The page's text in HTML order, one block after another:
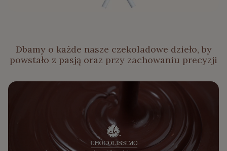
Dbamy o każde nasze czekoladowe dzieło, by
powstało z pasją oraz przy zachowaniu precyzji